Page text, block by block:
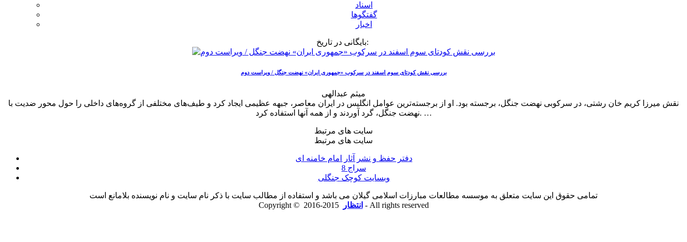
اسناد
گفتگوها
اخبار
بایگانی در تاریخ:
بررسی نقش کودتای سوم اسفند در سرکوب «جمهوری ایران» نهضت جنگل / ویراست دوم
میثم عبدالهی
نقش میرزا کریم خان رشتی، در سرکوبی نهضت جنگل، برجسته بود. او از برجسته‌ترین عوامل انگلیس در ایران معاصر، جبهه عظیمی ایجاد کرد و طیف‌های مختلفی از گروه‌های داخلی را حول محور ضدیت با
نهضت جنگل، گرد آوردند و از همه آنها استفاده کرد. …
سایت های مرتبط
سایت های مرتبط
دفتر حفظ و نشر آثار امام خامنه ای
سراج 8
وبسایت کوچک جنگلی
تمامی حقوق این سایت متعلق به موسسه مطالعات مبارزات اسلامی گیلان می باشد و استفاده از مطالب سایت با ذکر نام سایت و نام نویسنده بلامانع است
Copyright ©
انتظار 2015-2016 - All rights reserved